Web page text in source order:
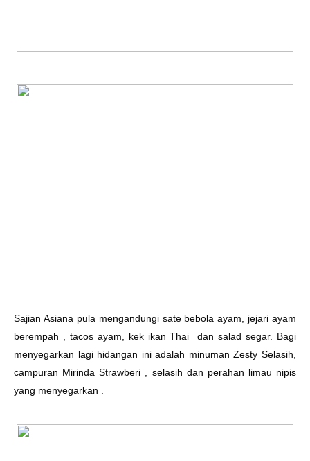
Sajian Asiana pula mengandungi sate bebola ayam, jejari ayam
berempah , tacos ayam, kek ikan Thai dan salad segar. Bagi
menyegarkan lagi hidangan ini adalah minuman Zesty Selasih,
campuran Mirinda Strawberi , selasih dan perahan limau nipis
yang menyegarkan .